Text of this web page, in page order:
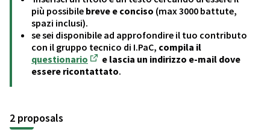
più possibile breve e conciso (max 3000 battute,
spazi inclusi).
se sei disponibile ad approfondire il tuo contributo
con il gruppo tecnico di I.PaC, compila il
questionario
(Opens in new tab)
e lascia un indirizzo e-mail dove
essere ricontattato.
2 proposals